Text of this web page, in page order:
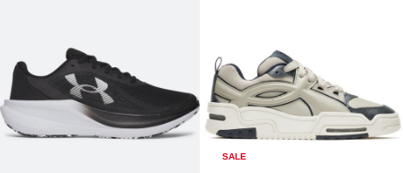
SALE